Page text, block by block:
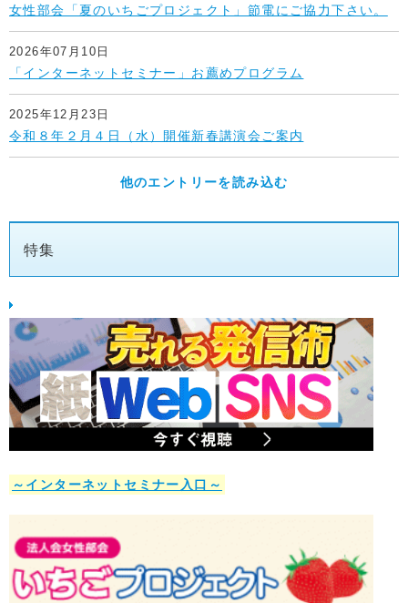
女性部会「夏のいちごプロジェクト」節電にご協力下さい。
2026年07月10日
「インターネットセミナー」お薦めプログラム
2025年12月23日
令和８年２月４日（水）開催新春講演会ご案内
他のエントリーを読み込む
特集
～インターネットセミナー入口～